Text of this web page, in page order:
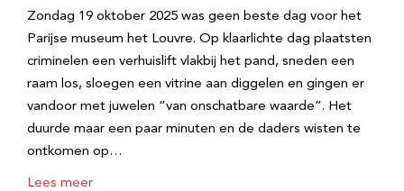
Zondag 19 oktober 2025 was geen beste dag voor het
Parijse museum het Louvre. Op klaarlichte dag plaatsten
criminelen een verhuislift vlakbij het pand, sneden een
raam los, sloegen een vitrine aan diggelen en gingen er
vandoor met juwelen “van onschatbare waarde”. Het
duurde maar een paar minuten en de daders wisten te
ontkomen op…
Lees meer